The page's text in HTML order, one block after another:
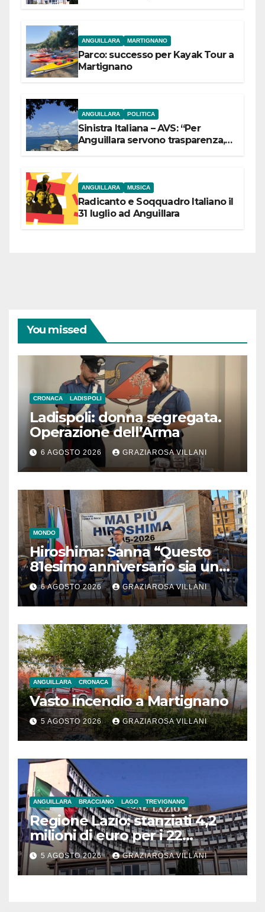
ANGUILLARA MARTIGNANO
Parco: successo per Kayak Tour a
Martignano
ANGUILLARA POLITICA
Sinistra Italiana – AVS: “Per
Anguillara servono trasparenza,
ANGUILLARA MUSICA
Radicanto e Soqquadro Italiano il
31 luglio ad Anguillara
You missed
CRONACA LADISPOLI
Ladispoli: donna segregata.
Operazione dell’Arma
6 AGOSTO 2026 GRAZIAROSA VILLANI
MONDO
Hiroshima: Sanna “Questo
81esimo anniversario sia un
monito per tutti”
6 AGOSTO 2026 GRAZIAROSA VILLANI
ANGUILLARA CRONACA
Vasto incendio a Martignano
5 AGOSTO 2026 GRAZIAROSA VILLANI
ANGUILLARA BRACCIANO LAGO TREVIGNANO
Regione Lazio: stanziati 4,2
milioni di euro per i 22
Comuni dell’Etruria
Meridionale
5 AGOSTO 2026 GRAZIAROSA VILLANI